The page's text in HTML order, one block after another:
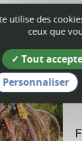
dans les
sam. 19
utilise des
ceux que
Tout
Personnaliser